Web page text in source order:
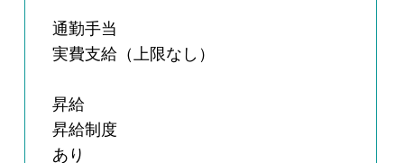
通勤手当
実費支給（上限なし）
昇給
昇給制度
あり